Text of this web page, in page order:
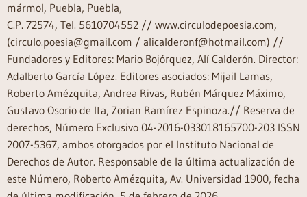
mármol, Puebla, Puebla,
C.P. 72574, Tel. 5610704552 // www.circulodepoesia.com,
(circulo.poesia@gmail.com / alicalderonf@hotmail.com) //
Fundadores y Editores: Mario Bojórquez, Alí Calderón. Director:
Adalberto García López. Editores asociados: Mijail Lamas,
Roberto Amézquita, Andrea Rivas, Rubén Márquez Máximo,
Gustavo Osorio de Ita, Zorian Ramírez Espinoza.// Reserva de
derechos, Número Exclusivo 04-2016-033018165700-203 ISSN
2007-5367, ambos otorgados por el Instituto Nacional de
Derechos de Autor. Responsable de la última actualización de
este Número, Roberto Amézquita, Av. Universidad 1900, fecha